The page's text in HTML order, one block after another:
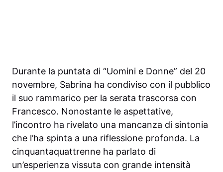
Durante la puntata di “Uomini e Donne” del 20
novembre, Sabrina ha condiviso con il pubblico
il suo rammarico per la serata trascorsa con
Francesco. Nonostante le aspettative,
l’incontro ha rivelato una mancanza di sintonia
che l’ha spinta a una riflessione profonda. La
cinquantaquattrenne ha parlato di
un’esperienza vissuta con grande intensità